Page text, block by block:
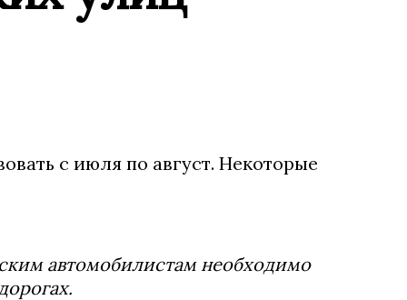
с июля по август. Некоторые
автомобилистам необходимо